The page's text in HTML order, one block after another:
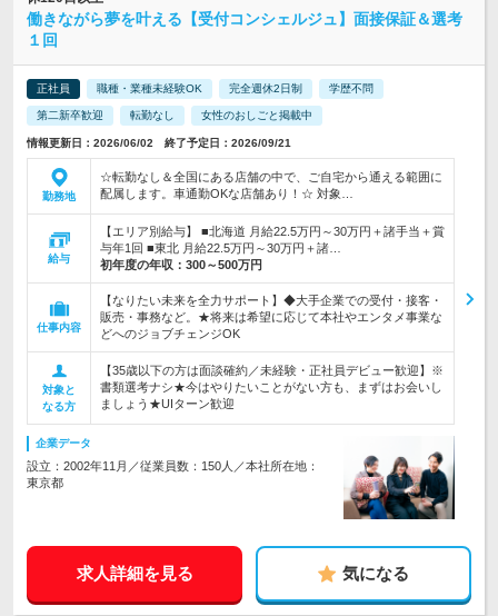
働きながら夢を叶える【受付コンシェルジュ】面接保証＆選考
１回
正社員 職種・業種未経験OK 完全週休2日制 学歴不問
第二新卒歓迎 転勤なし 女性のおしごと掲載中
情報更新日：2026/06/02 終了予定日：2026/09/21
勤務地
☆転勤なし＆全国にある店舗の中で、ご自宅から通える範囲に
配属します。車通勤OKな店舗あり！☆ 対象…
給与
【エリア別給与】 ■北海道 月給22.5万円～30万円＋諸手当＋賞
与年1回 ■東北 月給22.5万円～30万円＋諸…
初年度の年収： 300～500万円
仕事内容
【なりたい未来を全力サポート】◆大手企業での受付・接客・
販売・事務など。★将来は希望に応じて本社やエンタメ事業な
どへのジョブチェンジOK
対象と
なる方
【35歳以下の方は面談確約／未経験・正社員デビュー歓迎】※
書類選考ナシ★今はやりたいことがない方も、まずはお会いし
ましょう★UIターン歓迎
企業データ
設立：2002年11月／従業員数：150人／本社所在地：
東京都
求人詳細を見る 気になる